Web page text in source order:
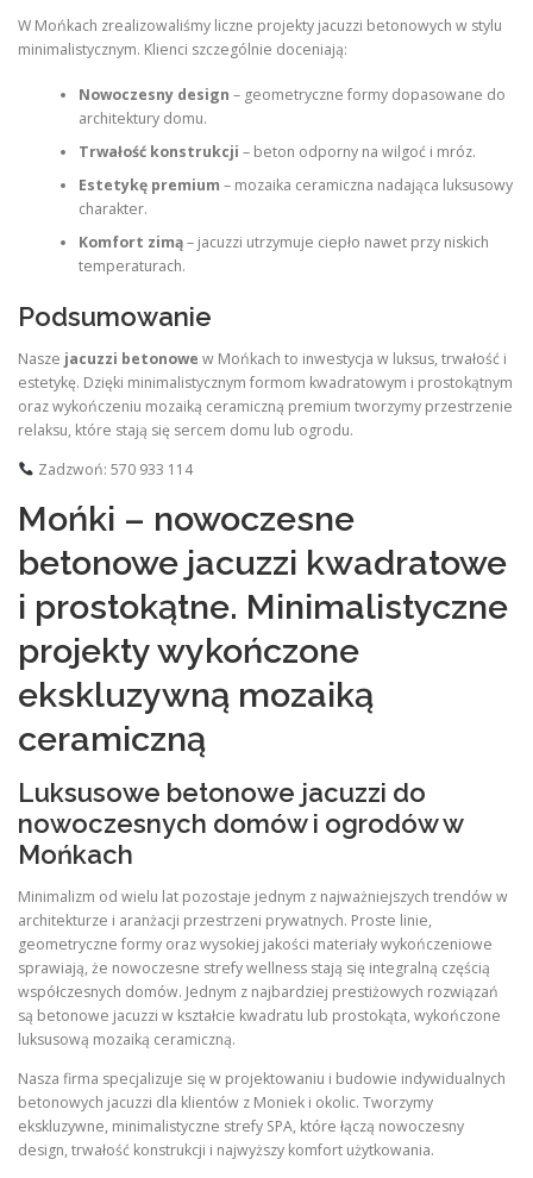
W Mońkach zrealizowaliśmy liczne projekty jacuzzi betonowych w stylu
minimalistycznym. Klienci szczególnie doceniają:
Nowoczesny design – geometryczne formy dopasowane do
architektury domu.
Trwałość konstrukcji – beton odporny na wilgoć i mróz.
Estetykę premium – mozaika ceramiczna nadająca luksusowy
charakter.
Komfort zimą– jacuzzi utrzymuje ciepło nawet przy niskich
temperaturach.
Podsumowanie
Nasze jacuzzi betonowe w Mońkach to inwestycja w luksus, trwałość i
estetykę. Dzięki minimalistycznym formom kwadratowym i prostokątnym
oraz wykończeniu mozaiką ceramiczną premium tworzymy przestrzenie
relaksu, które stają się sercem domu lub ogrodu.
Zadzwoń: 570 933 114
Mońki – nowoczesne
betonowe jacuzzi kwadratowe
i prostokątne. Minimalistyczne
projekty wykończone
ekskluzywną mozaiką
ceramiczną
Luksusowe betonowe jacuzzi do
nowoczesnych domów i ogrodów w
Mońkach
Minimalizm od wielu lat pozostaje jednym z najważniejszych trendów w
architekturze i aranżacji przestrzeni prywatnych. Proste linie,
geometryczne formy oraz wysokiej jakości materiały wykończeniowe
sprawiają, że nowoczesne strefy wellness stają się integralną częścią
współczesnych domów. Jednym z najbardziej prestiżowych rozwiązań
są betonowe jacuzzi w kształcie kwadratu lub prostokąta, wykończone
luksusową mozaiką ceramiczną.
Nasza firma specjalizuje się w projektowaniu i budowie indywidualnych
betonowych jacuzzi dla klientów z Moniek i okolic. Tworzymy
ekskluzywne, minimalistyczne strefy SPA, które łączą nowoczesny
design, trwałość konstrukcji i najwyższy komfort użytkowania.